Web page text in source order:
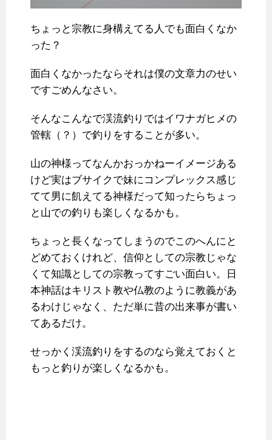
ちょっと宗教に身構えてる人でも面白くなか
った？
面白くなかったならそれは僕の文章力のせい
ですごめんなさい。
そんなこんなで渓流釣りではイワナガヒメの
管轄（？）で釣りをすることが多い。
山の神様ってなんかおっかねーイメージある
けど実はブサイクで妹にコンプレックス感じ
てて男に飢えてる神様だって知ったらちょっ
と山での釣りも楽しくなるかも。
ちょっと長くなってしまうのでこのへんにと
どめておくけれど、信仰としての宗教じゃな
くて知識としての宗教ってすごい面白い。日
本神話はキリスト教や仏教のように教義があ
るわけじゃなく、ただ単に昔の出来事が書い
てあるだけ。
せっかく渓流釣りをするのなら覚えておくと
もっと釣りが楽しくなるかも。